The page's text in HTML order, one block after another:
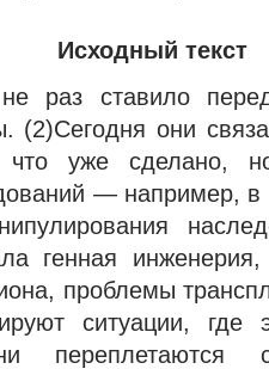
Исходный текст
не раз ставило
(2)Сегодня они
что уже сделано,
— например, в
генная инженерия,
проблемы
ситуации, где
переплетаются